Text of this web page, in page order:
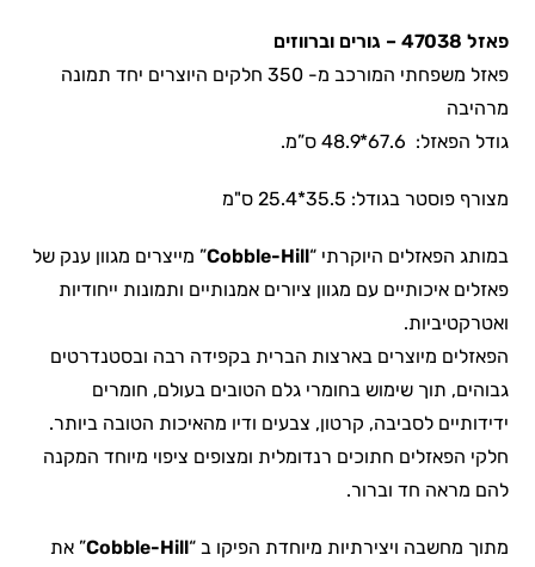
פאזל 47038 – גורים וברווזים
פאזל משפחתי המורכב מ- 350 חלקים היוצרים יחד תמונה
מרהיבה
גודל הפאזל: 67.6*48.9 ס”מ.
מצורף פוסטר בגודל: 35.5*25.4 ס"מ
במותג הפאזלים היוקרתי “Cobble-Hill” מייצרים מגוון ענק של
פאזלים איכותיים עם מגוון ציורים אמנותיים ותמונות ייחודיות
ואטרקטיביות.
הפאזלים מיוצרים בארצות הברית בקפידה רבה ובסטנדרטים
גבוהים, תוך שימוש בחומרי גלם הטובים בעולם, חומרים
ידידותיים לסביבה, קרטון, צבעים ודיו מהאיכות הטובה ביותר.
חלקי הפאזלים חתוכים רנדומלית ומצופים ציפוי מיוחד המקנה
להם מראה חד וברור.
מתוך מחשבה ויצירתיות מיוחדת הפיקו ב “Cobble-Hill” את